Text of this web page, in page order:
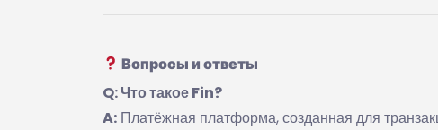
Вопросы и ответы
Q: Что такое Fin?
A: Платёжная платформа, созданная для